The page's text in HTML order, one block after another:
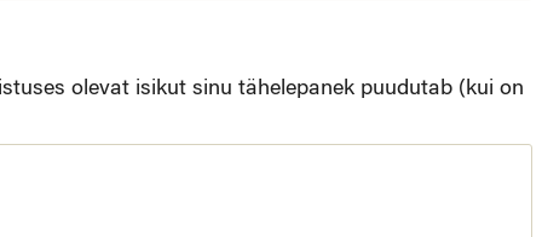
olevat isikut sinu tähelepanek puudutab (kui on